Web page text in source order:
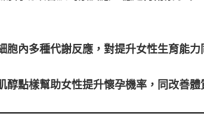
內多種代謝反應，對提升女性生育能
點樣幫助女性提升懷孕機率，同改善